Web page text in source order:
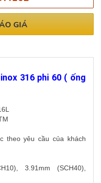
GIÁ
316 phi 60 ( ống
theo yêu cầu của khách
3.91mm (SCH40),